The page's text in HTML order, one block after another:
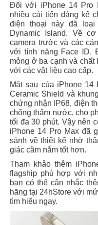
Đối với iPhone 14 Pro
nhiều cải tiến đáng kể
điện thoại này đã
Dynamic Island. Về
camera trước và các
với tính năng Face ID.
mỏng ở ba cạnh và
với các vật liệu cao cấp.
Mặt sau của iPhone
Ceramic Shield và
chứng nhận IP68, điện
chống thấm nước, cho
tối đa 30 phút. Vậy nên
iPhone 14 Pro Max đã
sánh về thiết kế nhờ
giác cầm nắm tốt hơn.
Tham khảo thêm
flagship phù hợp với
bạn có thể cân nhắc
hãng tại 24hStore với
tìm hiểu ngay.